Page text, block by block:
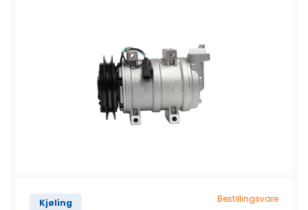
Kjøling Bestillingsvare